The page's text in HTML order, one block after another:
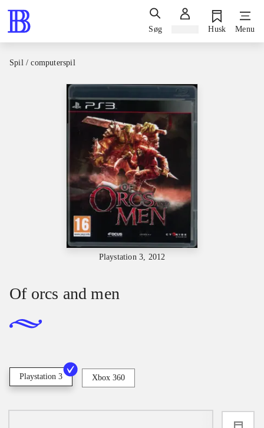
Søg Husk Menu
Spil / computerspil
Playstation 3, 2012
Of orcs and men
Playstation 3 Xbox 360